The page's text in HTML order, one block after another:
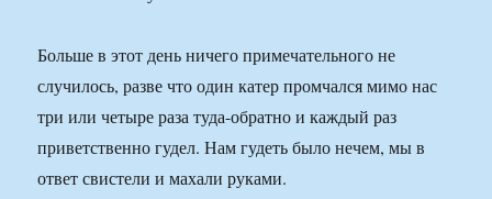
Больше в этот день ничего примечательного не
случилось, разве что один катер промчался мимо нас
три или четыре раза туда-обратно и каждый раз
приветственно гудел. Нам гудеть было нечем, мы в
ответ свистели и махали руками.